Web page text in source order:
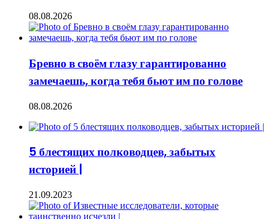
08.08.2026
Бревно в своём глазу гарантированно
замечаешь, когда тебя бьют им по голове
08.08.2026
5 блестящих полководцев, забытых
историей |
21.09.2023